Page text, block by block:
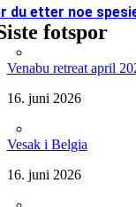
du etter noe
fotspor
Venabu retreat april
16. juni 2026
Vesak i Belgia
16. juni 2026